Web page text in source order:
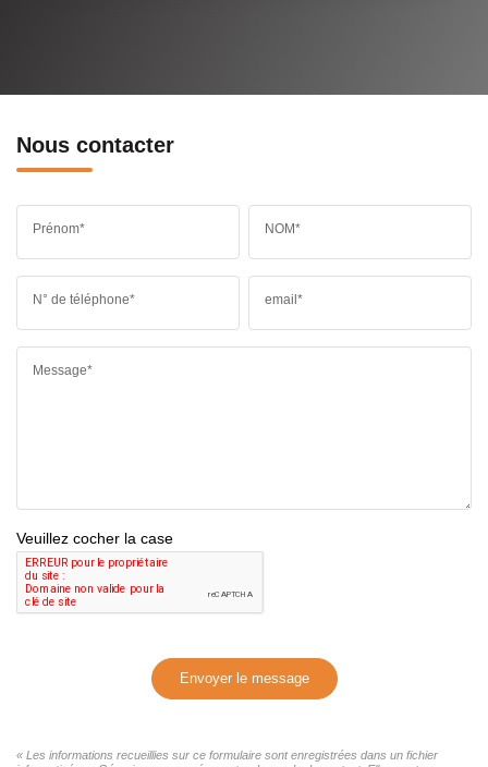
Nous contacter
Prénom* NOM*
N° de téléphone* email*
Message*
Veuillez cocher la case
Envoyer le message
« Les informations recueillies sur ce formulaire sont enregistrées dans un fichier